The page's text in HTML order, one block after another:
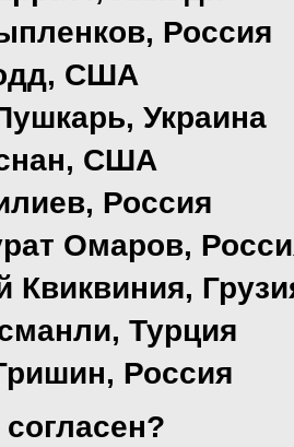
Россия
США
Украина
США
Россия
Омаров,
Квиквиния,
Турция
Россия